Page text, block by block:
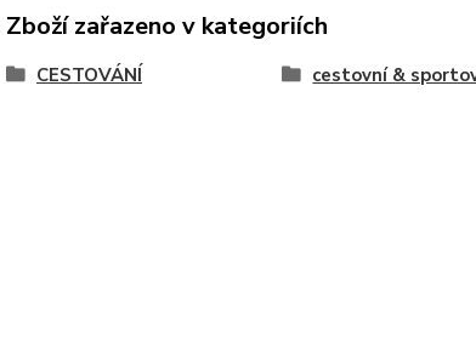
Zboží zařazeno v kategoriích
CESTOVÁNÍ cestovní &